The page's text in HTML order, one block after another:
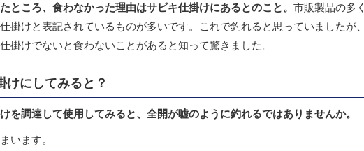
ところ、食わなかった理由はサビキ仕掛けにあるとのこと。 市販製品の多く
掛けと表記されているものが多いです。これで釣れると思っていましたが、
掛けでないと食わないことがあると知って驚きました。
けにしてみると？
を調達して使用してみると、全開が嘘のように釣れるではありませんか。
います。